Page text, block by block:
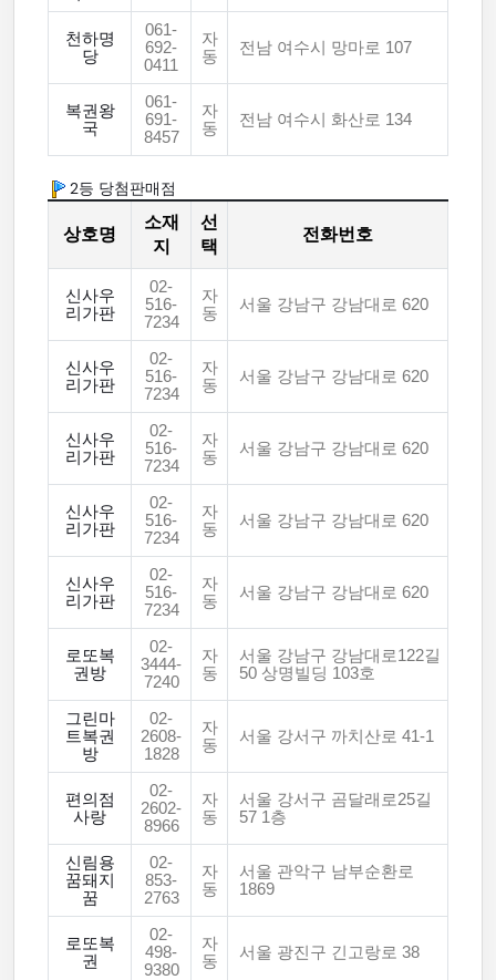
천하명
당
061-
692-
0411
자
동
전남 여수시 망마로 107
복권왕
국
061-
691-
8457
자
동
전남 여수시 화산로 134
2등 당첨판매점
상호명
소재
지
선
택
전화번호
신사우
리가판
02-
516-
7234
자
동
서울 강남구 강남대로 620
신사우
리가판
02-
516-
7234
자
동
서울 강남구 강남대로 620
신사우
리가판
02-
516-
7234
자
동
서울 강남구 강남대로 620
신사우
리가판
02-
516-
7234
자
동
서울 강남구 강남대로 620
신사우
리가판
02-
516-
7234
자
동
서울 강남구 강남대로 620
로또복
권방
02-
3444-
7240
자
동
서울 강남구 강남대로122길
50 상명빌딩 103호
그린마
트복권
방
02-
2608-
1828
자
동
서울 강서구 까치산로 41-1
편의점
사랑
02-
2602-
8966
자
동
서울 강서구 곰달래로25길
57 1층
신림용
꿈돼지
꿈
02-
853-
2763
자
동
서울 관악구 남부순환로
1869
로또복
권
02-
498-
9380
자
동
서울 광진구 긴고랑로 38